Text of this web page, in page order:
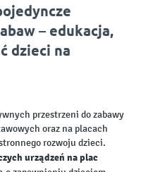
– edukacja,
dzieci na
przestrzeni do zabawy
oraz na placach
rozwoju dzieci.
urządzeń na plac